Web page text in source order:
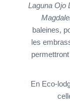
Laguna Ojo
baleines,
les
En Eco-